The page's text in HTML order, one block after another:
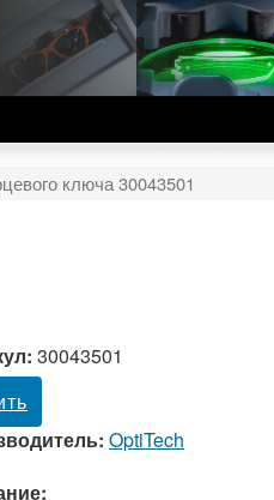
ключа 30043501
30043501
OptiTech